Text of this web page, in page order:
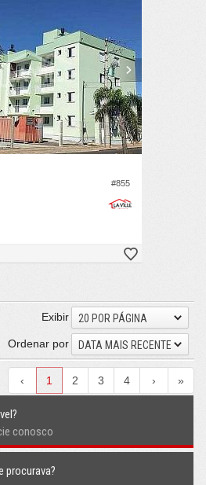
#855
Exibir
20 POR PÁGINA
Ordenar por
DATA MAIS RECENTE
‹ 1 2 3 4 › »
conosco
procurava?